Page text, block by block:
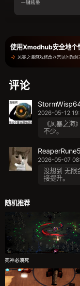
使用Xmodhub安全地个
风暴之海游戏修改器常见问题解
评论
2026-05-12
《风暴之海
不少。
2026-05-07
没想到 无限
接提升。
随机推荐
死神必须死